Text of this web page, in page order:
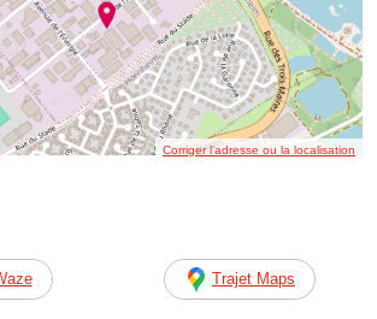
Corriger l’adresse ou la localisation
Trajet Maps